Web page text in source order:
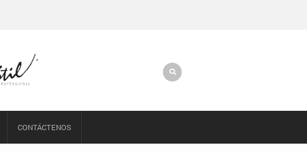
CONTÁCTENOS